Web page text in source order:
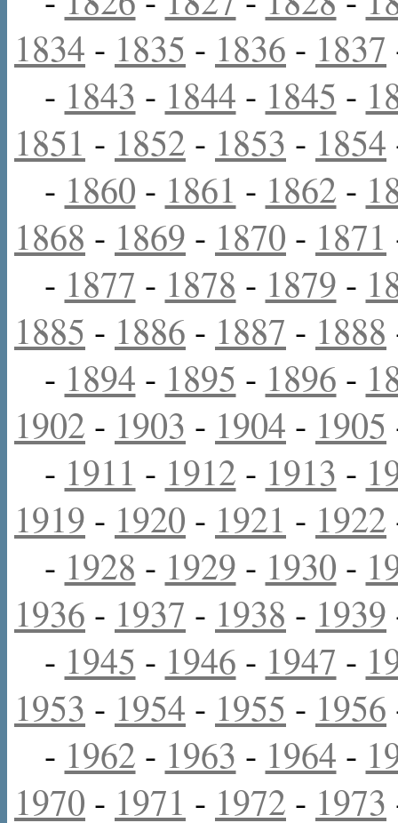
1834 - 1835 - 1836 - 1837
- 1843 - 1844 - 1845 -
1851 - 1852 - 1853 - 1854
- 1860 - 1861 - 1862 -
1868 - 1869 - 1870 - 1871
- 1877 - 1878 - 1879 -
1885 - 1886 - 1887 - 1888
- 1894 - 1895 - 1896 -
1902 - 1903 - 1904 - 1905
- 1911 - 1912 - 1913 -
1919 - 1920 - 1921 - 1922
- 1928 - 1929 - 1930 -
1936 - 1937 - 1938 - 1939
- 1945 - 1946 - 1947 -
1953 - 1954 - 1955 - 1956
- 1962 - 1963 - 1964 -
1970 - 1971 - 1972 - 1973